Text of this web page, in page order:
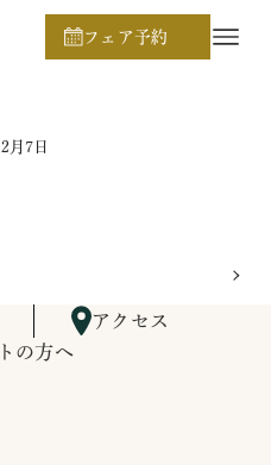
フェア予約
月7日
アクセス
の方へ